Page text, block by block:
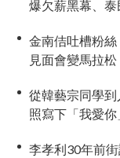
爆欠薪黑幕、
金南佶吐槽粉
見面會變馬拉
從韓藝宗同學
照寫下「我愛
李孝利30年前